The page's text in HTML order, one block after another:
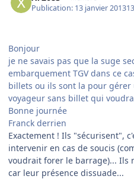
Publication: 13 janvier 2013
Bonjour
je ne savais pas que la suge
embarquement TGV dans ce
billets ou ils sont la pour
voyageur sans billet qui
Bonne journée
Franck derrien
Exactement ! Ils "sécurisent",
intervenir en cas de soucis
voudrait forer le barrage)... Ils
car leur présence dissuade...